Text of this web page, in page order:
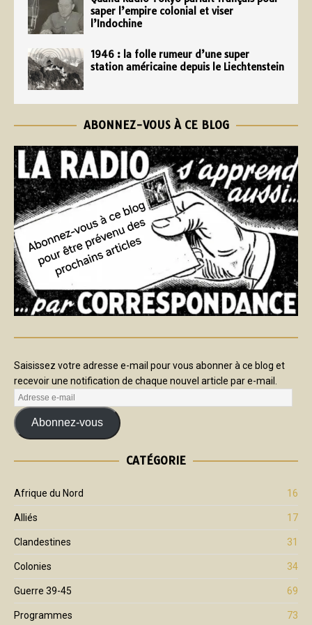
saper l’empire colonial et viser
l’Indochine
1946 : la folle rumeur d’une super
station américaine depuis le Liechtenstein
ABONNEZ-VOUS À CE BLOG
Saisissez votre adresse e-mail pour vous abonner à ce blog et
recevoir une notification de chaque nouvel article par e-mail.
Abonnez-vous
CATÉGORIE
Afrique du Nord 16
Alliés 17
Clandestines 31
Colonies 34
Guerre 39-45 69
Programmes 73